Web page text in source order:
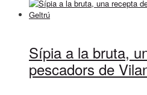
Sípia a la bruta,
pescadors de